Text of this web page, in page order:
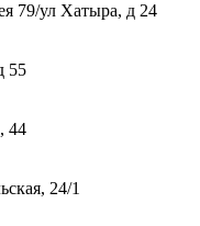
79/ул Хатыра, д 24
55
44
24/1